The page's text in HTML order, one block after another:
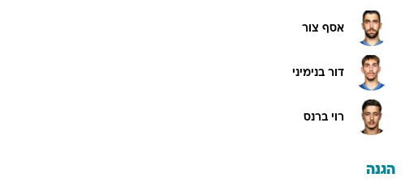
אסף צור
דור בנימיני
רוי ברנס
הגנה